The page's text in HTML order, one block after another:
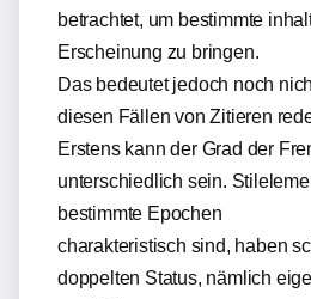
betrachtet, um bestimmte
Erscheinung zu bringen.
Das bedeutet jedoch noch
diesen Fällen von Zitieren
Erstens kann der Grad der
unterschiedlich sein.
bestimmte Epochen
charakteristisch sind, haben
doppelten Status, nämlich